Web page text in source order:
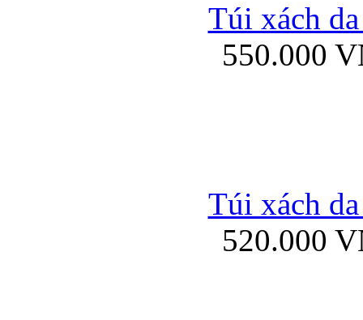
Bao da iPad
Túi xách
550.000
Túi xách
520.000